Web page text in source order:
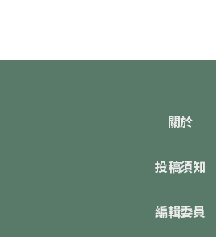
關於
投稿須知
編輯委員